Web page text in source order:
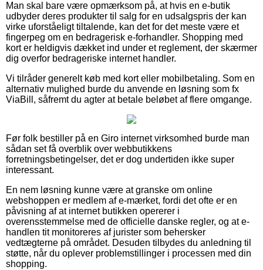
Man skal bare være opmærksom på, at hvis en e-butik
udbyder deres produkter til salg for en udsalgspris der kan
virke uforståeligt tiltalende, kan det for det meste være et
fingerpeg om en bedragerisk e-forhandler. Shopping med
kort er heldigvis dækket ind under et reglement, der skærmer
dig overfor bedrageriske internet handler.
Vi tilråder generelt køb med kort eller mobilbetaling. Som en
alternativ mulighed burde du anvende en løsning som fx
ViaBill, såfremt du agter at betale beløbet af flere omgange.
Før folk bestiller på en Giro internet virksomhed burde man
sådan set få overblik over webbutikkens
forretningsbetingelser, det er dog undertiden ikke super
interessant.
En nem løsning kunne være at granske om online
webshoppen er medlem af e-mærket, fordi det ofte er en
påvisning af at internet butikken opererer i
overensstemmelse med de officielle danske regler, og at e-
handlen tit monitoreres af jurister som behersker
vedtægterne på området. Desuden tilbydes du anledning til
støtte, når du oplever problemstillinger i processen med din
shopping.